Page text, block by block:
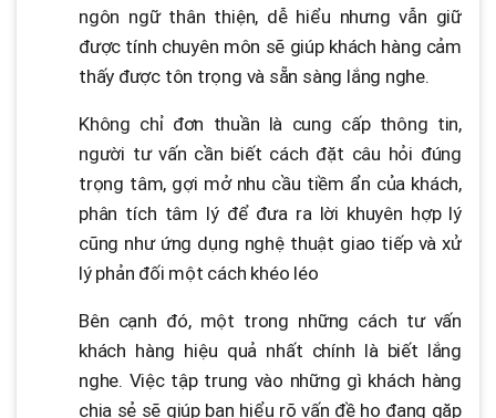
ngôn ngữ thân thiện, dễ hiểu nhưng vẫn giữ
được tính chuyên môn sẽ giúp khách hàng cảm
thấy được tôn trọng và sẵn sàng lắng nghe.
Không chỉ đơn thuần là cung cấp thông tin,
người tư vấn cần biết cách đặt câu hỏi đúng
trọng tâm, gợi mở nhu cầu tiềm ẩn của khách,
phân tích tâm lý để đưa ra lời khuyên hợp lý
cũng như ứng dụng nghệ thuật giao tiếp và xử
lý phản đối một cách khéo léo
Bên cạnh đó, một trong những cách tư vấn
khách hàng hiệu quả nhất chính là biết lắng
nghe. Việc tập trung vào những gì khách hàng
chia sẻ sẽ giúp bạn hiểu rõ vấn đề họ đang gặp